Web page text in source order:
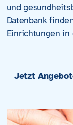
und
Datenbank
Einrichtungen in
Jetzt